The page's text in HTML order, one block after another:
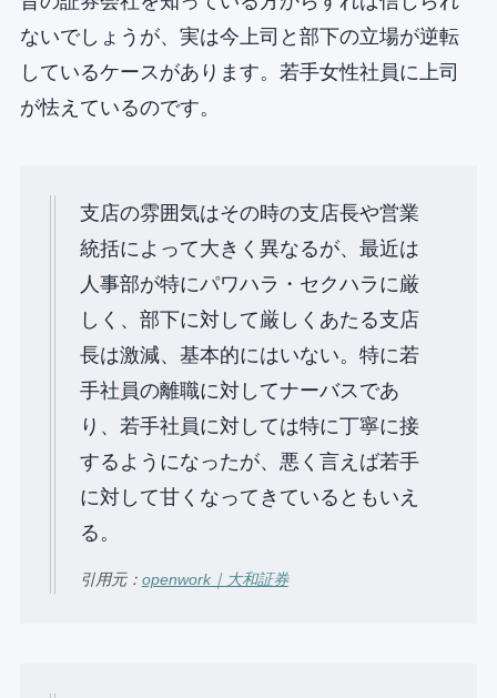
ないでしょうが、実は今上司と部下の立場が逆転
しているケースがあります。若手女性社員に上司
が怯えているのです。
⽀店の雰囲気はその時の⽀店⻑や営業
統括によって⼤きく異なるが、最近は
⼈事部が特にパワハラ・セクハラに厳
しく、部下に対して厳しくあたる⽀店
⻑は激減、基本的にはいない。特に若
⼿社員の離職に対してナーバスであ
り、若⼿社員に対しては特に丁寧に接
するようになったが、悪く⾔えば若⼿
に対して⽢くなってきているともいえ
る。
引用元： openwork｜大和証券